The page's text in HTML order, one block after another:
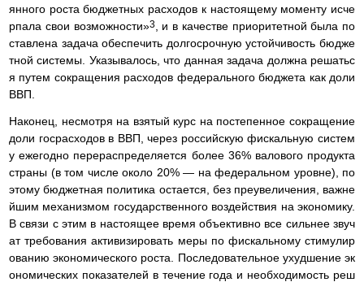
янного роста бюджетных расходов к настоящему моменту исче
рпала свои возможности»3, и в качестве приоритетной была по
ставлена задача обеспечить долгосрочную устойчивость бюдже
тной системы. Указывалось, что данная задача должна решатьс
я путем сокращения расходов федерального бюджета как доли
ВВП.
Наконец, несмотря на взятый курс на постепенное сокращение
доли госрасходов в ВВП, через российскую фискальную систем
у ежегодно перераспределяется более 36% валового продукта
страны (в том числе около 20% — на федеральном уровне), по
этому бюджетная политика остается, без преувеличения, важне
йшим механизмом государственного воздействия на экономику.
В связи с этим в настоящее время объективно все сильнее звуч
ат требования активизировать меры по фискальному стимулир
ованию экономического роста. Последовательное ухудшение эк
ономических показателей в течение года и необходимость реш